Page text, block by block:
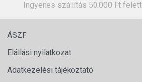
Ingyenes szállítás 50.000 Ft felett
ÁSZF
Elállási nyilatkozat
Adatkezelési tájékoztató